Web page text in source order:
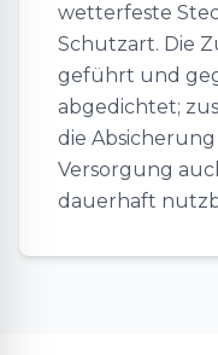
wetterfeste
Schutzart. Die
geführt und
abgedichtet;
die Absicherung
Versorgung
dauerhaft